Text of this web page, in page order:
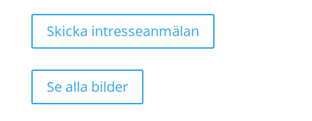
Skicka intresseanmälan
Se alla bilder